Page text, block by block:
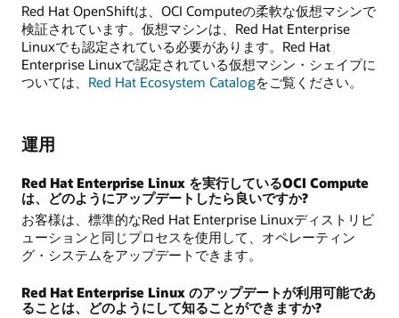
Red Hat OpenShiftは、OCI Computeの柔軟な仮想マシンで
検証されています。仮想マシンは、Red Hat Enterprise
Linuxでも認定されている必要があります。Red Hat
Enterprise Linuxで認定されている仮想マシン・シェイプに
ついては、 Red Hat Ecosystem Catalogをご覧ください。
運用
Red Hat Enterprise Linux を実行しているOCI Compute
は、どのようにアップデートしたら良いですか?
お客様は、標準的なRed Hat Enterprise Linuxディストリビ
ューションと同じプロセスを使用して、オペレーティン
グ・システムをアップデートできます。
Red Hat Enterprise Linux のアップデートが利用可能であ
ることは、どのようにして知ることができますか?